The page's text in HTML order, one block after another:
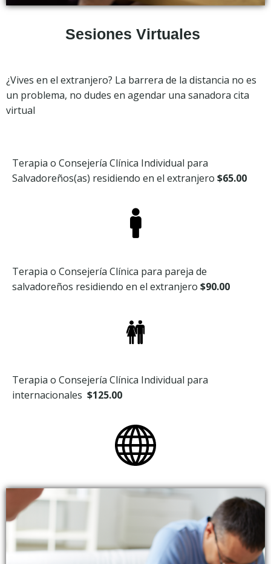
Sesiones Virtuales
¿Vives en el extranjero? La barrera de la distancia no es
un problema, no dudes en agendar una sanadora cita
virtual
Terapia o Consejería Clínica Individual para
Salvadoreños(as) residiendo en el extranjero $65.00
Terapia o Consejería Clínica para pareja de
salvadoreños residiendo en el extranjero $90.00
Terapia o Consejería Clínica Individual para
internacionales $125.00